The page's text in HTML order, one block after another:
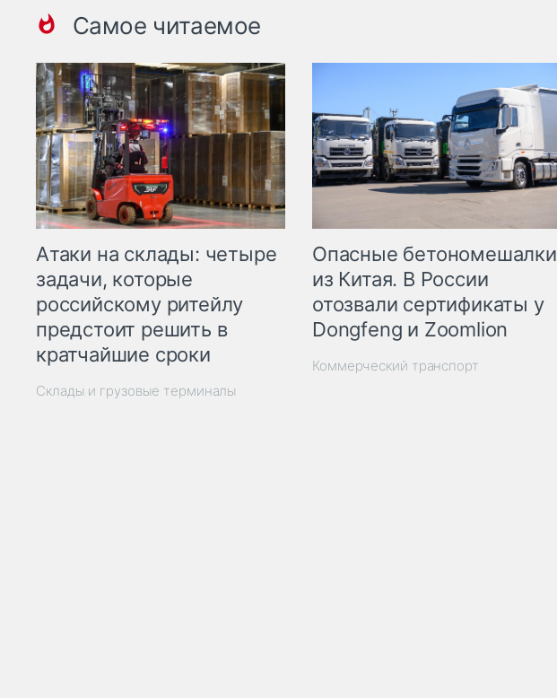
Самое читаемое
Атаки на склады: четыре
задачи, которые
российскому ритейлу
предстоит решить в
кратчайшие сроки
Склады и грузовые терминалы
Опасные бетономешалки
из Китая. В России
отозвали сертификаты у
Dongfeng и Zoomlion
Коммерческий транспорт